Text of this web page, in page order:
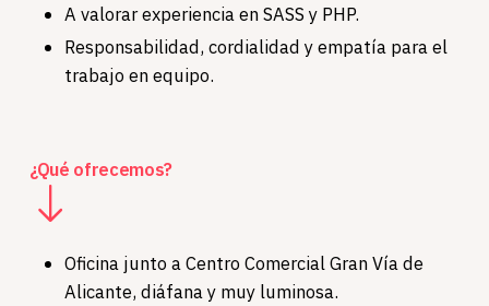
A valorar experiencia en SASS y PHP.
Responsabilidad, cordialidad y empatía para el
trabajo en equipo.
¿Qué ofrecemos?
Oficina junto a Centro Comercial Gran Vía de
Alicante, diáfana y muy luminosa.